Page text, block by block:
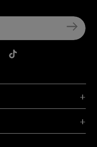
LInkedIn
Youtube
Belkin